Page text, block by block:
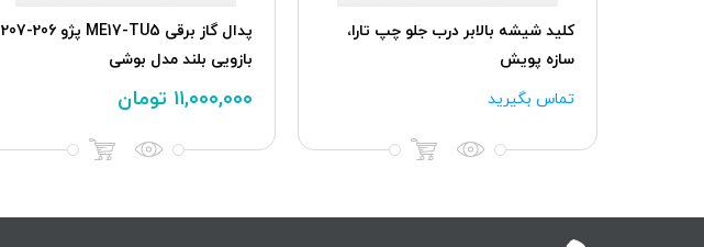
کلید شیشه بالابر درب جلو چپ تارا،
سازه پویش
تماس بگیرید
پدال گاز برقی ME17-TU5 پژو 206-207
بازویی بلند مدل بوشی
۱۱,۰۰۰,۰۰۰ تومان